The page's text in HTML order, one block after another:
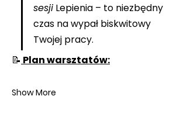
sesji Lepienia – to niezbędny
czas na wypał biskwitowy
Twojej pracy.
📝 Plan warsztatów:
Show More